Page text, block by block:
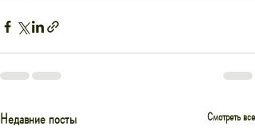
Недавние посты Смотреть все